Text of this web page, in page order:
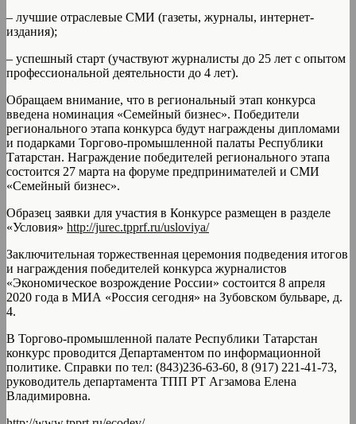
– лучшие отраслевые СМИ (газеты, журналы, интернет-
издания);
– успешный старт (участвуют журналисты до 25 лет с опытом
профессиональной деятельности до 4 лет).
Обращаем внимание, что в региональный этап конкурса
введена номинация «Семейный бизнес». Победители
регионального этапа конкурса будут награждены дипломами
и подарками Торгово-промышленной палаты Республики
Татарстан. Награждение победителей регионального этапа
состоится 27 марта на форуме предпринимателей и СМИ
«Семейный бизнес».
Образец заявки для участия в Конкурсе размещен в разделе
«Условия» http://jurec.tpprf.ru/usloviya/
Заключительная торжественная церемония подведения итогов
и награждения победителей конкурса журналистов
«Экономическое возрождение России» состоится 8 апреля
2020 года в МИА «Россия сегодня» на Зубовском бульваре, д.
4.
В Торгово-промышленной палате Республики Татарстан
конкурс проводится Департаментом по информационной
политике. Справки по тел: (843)236-63-60, 8 (917) 221-41-73,
руководитель департамента ТПП РТ Агзамова Елена
Владимировна.